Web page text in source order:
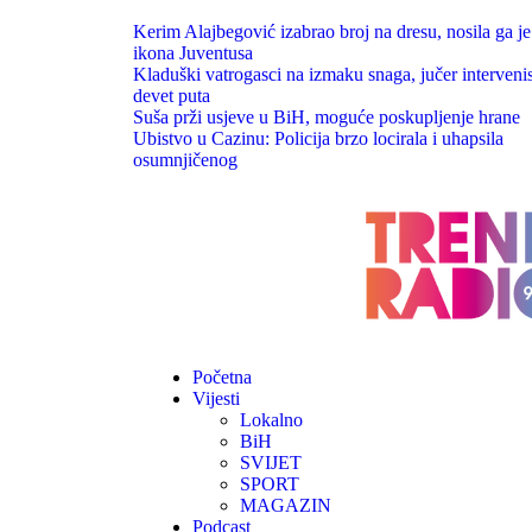
Kerim Alajbegović izabrao broj na dresu, nosila ga je
ikona Juventusa
Kladuški vatrogasci na izmaku snaga, jučer
devet puta
Suša prži usjeve u BiH, moguće poskupljenje hrane
Ubistvo u Cazinu: Policija brzo locirala i uhapsila
osumnjičenog
Početna
Vijesti
Lokalno
BiH
SVIJET
SPORT
MAGAZIN
Podcast